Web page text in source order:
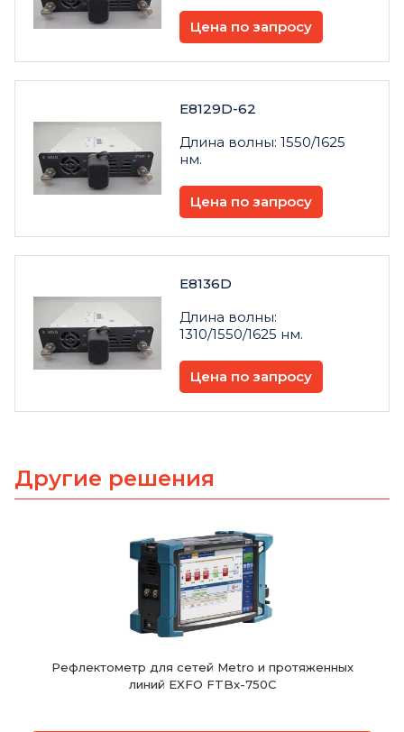
Цена по запросу
E8129D-62
Длина волны: 1550/1625
нм.
Цена по запросу
E8136D
Длина волны:
1310/1550/1625 нм.
Цена по запросу
Другие решения
Рефлектометр для сетей Metro и протяженных
линий EXFO FTBx-750C